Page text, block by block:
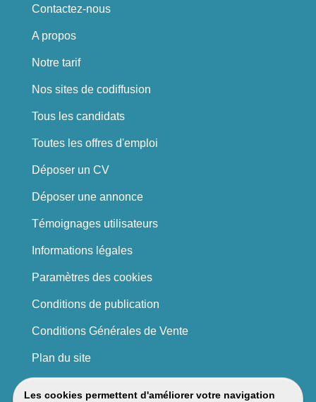
Les cookies permettent d'améliorer votre navigation
Contactez-nous
A propos
Notre tarif
Nos sites de codiffusion
Tous les candidats
Toutes les offres d'emploi
Déposer un CV
Déposer une annonce
Témoignages utilisateurs
Informations légales
Paramètres des cookies
Conditions de publication
Conditions Générales de Vente
Plan du site